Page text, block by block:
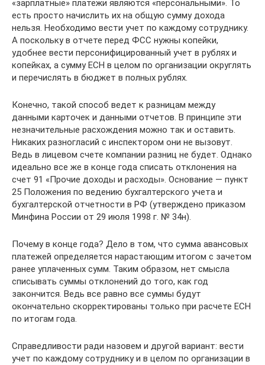
«зарплатные» платежи являются «персональными». То
есть просто начислить их на общую сумму дохода
нельзя. Необходимо вести учет по каждому сотруднику.
А поскольку в отчете перед ФСС нужны копейки,
удобнее вести персонифицированный учет в рублях и
копейках, а сумму ЕСН в целом по организации округлять
и перечислять в бюджет в полных рублях.
Конечно, такой способ ведет к разницам между
данными карточек и данными отчетов. В принципе эти
незначительные расхождения можно так и оставить.
Никаких разногласий с инспектором они не вызовут.
Ведь в лицевом счете компании разниц не будет. Однако
идеально все же в конце года списать отклонения на
счет 91 «Прочие доходы и расходы». Основание — пункт
25 Положения по ведению бухгалтерского учета и
бухгалтерской отчетности в РФ (утверждено приказом
Минфина России от 29 июля 1998 г. № 34н).
Почему в конце года? Дело в том, что сумма авансовых
платежей определяется нарастающим итогом с зачетом
ранее уплаченных сумм. Таким образом, нет смысла
списывать суммы отклонений до того, как год
закончится. Ведь все равно все суммы будут
окончательно скорректированы только при расчете ЕСН
по итогам года.
Справедливости ради назовем и другой вариант: вести
учет по каждому сотруднику и в целом по организации в